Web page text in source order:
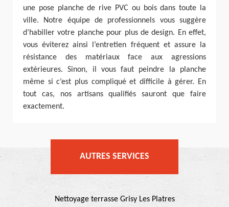
une pose planche de rive PVC ou bois dans toute la
ville. Notre équipe de professionnels vous suggère
d’habiller votre planche pour plus de design. En effet,
vous éviterez ainsi l’entretien fréquent et assure la
résistance des matériaux face aux agressions
extérieures. Sinon, il vous faut peindre la planche
même si c’est plus compliqué et difficile à gérer. En
tout cas, nos artisans qualifiés sauront que faire
exactement.
AUTRES SERVICES
Nettoyage terrasse Grisy Les Platres